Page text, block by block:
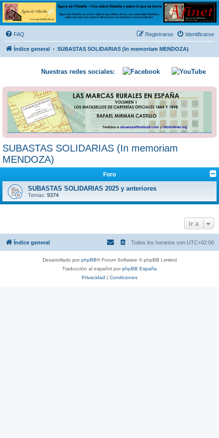
Ágora de Filatelia
Foro sobre filatelia o sobre lo que se tercie. Ágora de Filatelia es un foro abierto que Afinet
ofrece a la comunidad filatélica universal para que exprese libremente sus opiniones y
conocimientos
FAQ Identificarse
Registrarse
Índice general SUBASTAS SOLIDARIAS (In memoriam MENDOZA)
Nuestras redes sociales:
SUBASTAS SOLIDARIAS (In memoriam
MENDOZA)
Foro
SUBASTAS SOLIDARIAS 2025 y anteriores
Temas: 9374
Ir a
Índice general Todos los horarios son UTC+02:00
Desarrollado porphpBB® Forum Software © phpBB Limited
Traducción al español porphpBB España
Privacidad | Condiciones